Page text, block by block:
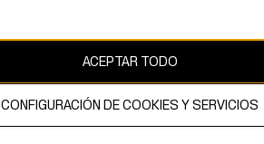
ACEPTAR TODO
CONFIGURACIÓN DE COOKIES Y SERVICIOS